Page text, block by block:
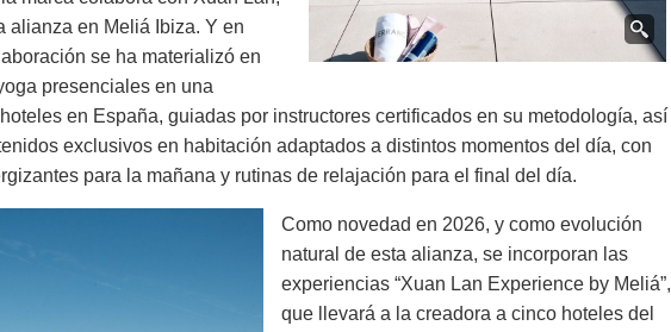
alianza en Meliá Ibiza. Y en
se ha materializó en
presenciales en una
en España, guiadas por instructores certificados en su metodología, así
exclusivos en habitación adaptados a distintos momentos del día, con
para la mañana y rutinas de relajación para el final del día.
Como novedad en 2026, y como evolución
natural de esta alianza, se incorporan las
experiencias “Xuan Lan Experience by Meliá”,
que llevará a la creadora a cinco hoteles del